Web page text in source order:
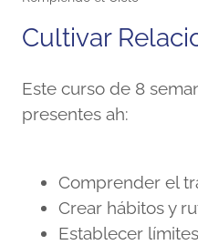
Cultivar
Este curso de 8
presentes ah:
Comprender el
Crear hábitos y
Establecer